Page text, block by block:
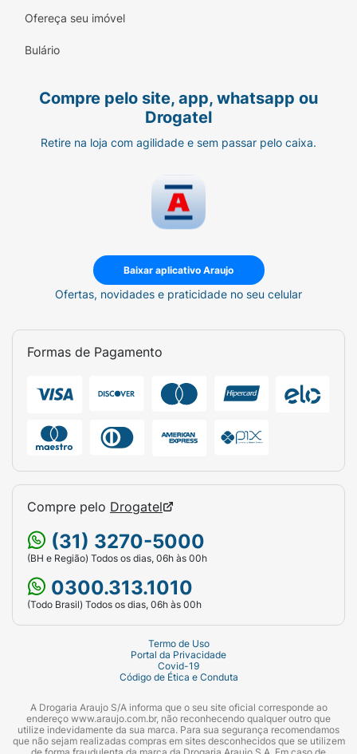
Ofereça seu imóvel
Bulário
Compre pelo site, app, whatsapp ou
Drogatel
Retire na loja com agilidade e sem passar pelo caixa.
Baixar aplicativo Araujo
Ofertas, novidades e praticidade no seu celular
Formas de Pagamento
Compre pelo Drogatel
(31) 3270-5000
(BH e Região) Todos os dias, 06h às 00h
0300.313.1010
(Todo Brasil) Todos os dias, 06h às 00h
Termo de Uso
Portal da Privacidade
Covid-19
Código de Ética e Conduta
A Drogaria Araujo S/A informa que o seu site oficial corresponde ao
endereço www.araujo.com.br, não reconhecendo qualquer outro que
utilize indevidamente da sua marca. Para sua segurança recomendamos
que não sejam realizadas compras em sites desconhecidos que se utilizem